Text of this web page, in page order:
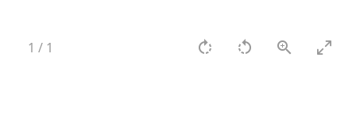
1 / 1